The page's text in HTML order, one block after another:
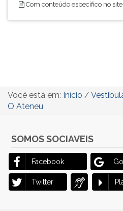
Com conteúdo específico no site.
Você está em: Início /
O Ateneu
SOMOS SOCIAVEIS
Facebook
Twitter